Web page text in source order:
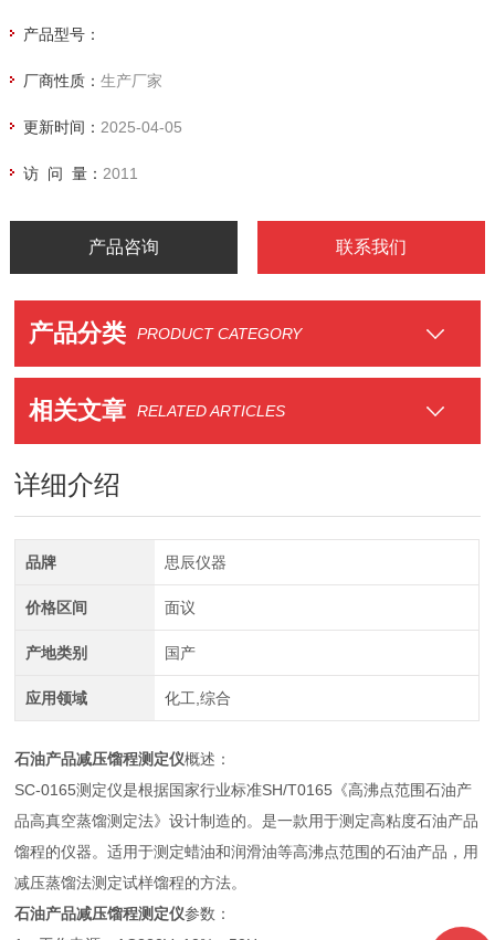
产品型号：
厂商性质： 生产厂家
更新时间： 2025-04-05
访 问 量： 2011
产品咨询 联系我们
产品分类 PRODUCT CATEGORY
相关文章 RELATED ARTICLES
详细介绍
品牌 思辰仪器
价格区间 面议
产地类别 国产
应用领域 化工,综合
石油产品减压馏程测定仪概述：
SC-0165测定仪是根据国家行业标准SH/T0165《高沸点范围石油产
品高真空蒸馏测定法》设计制造的。是一款用于测定高粘度石油产品
馏程的仪器。适用于测定蜡油和润滑油等高沸点范围的石油产品，用
减压蒸馏法测定试样馏程的方法。
石油产品减压馏程测定仪参数：